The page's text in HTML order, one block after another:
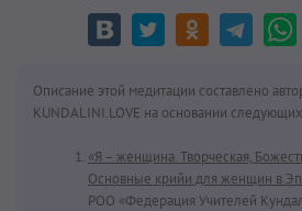
Описание этой медитации составлено
KUNDALINI.LOVE на основании
«Я – женщина. Творческая,
Основные крийи для женщин в
РОО «Федерация Учителей